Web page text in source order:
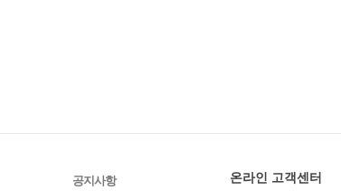
공지사항 온라인 고객센터